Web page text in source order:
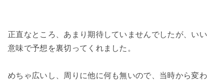
正直なところ、あまり期待していませんでしたが、いい
意味で予想を裏切ってくれました。
めちゃ広いし、周りに他に何も無いので、当時から変わ